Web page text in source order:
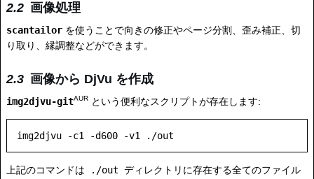
画像処理
scantailor を使うことで向きの修正やページ分割、歪み補正、切
り取り、縁調整などができます。
画像から DjVu を作成
img2djvu-gitAUR という便利なスクリプトが存在します:
上記のコマンドは ./out ディレクトリに存在する全てのファイル